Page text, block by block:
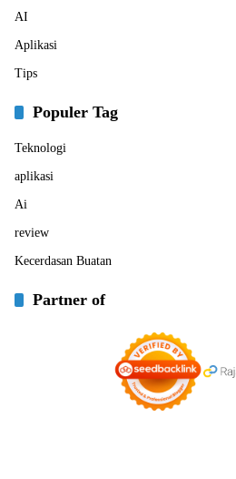
AI
Aplikasi
Tips
Populer Tag
Teknologi
aplikasi
Ai
review
Kecerdasan Buatan
Partner of